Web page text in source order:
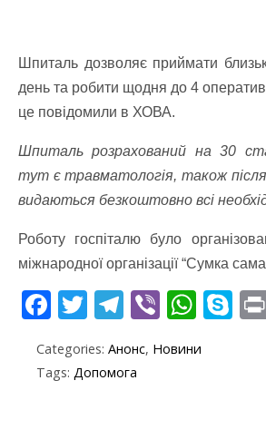
Шпиталь дозволяє приймати
день та робити щодня до 4
це повідомили в ХОВА.
Шпиталь розрахований на 30
тут є травматологія, також
видаються безкоштовно всі
Роботу госпіталю було
міжнародної організації “Сумка
F
e
b
T
itt
T
e
Vi
er
W
at
S
Categories: Анонс, Новини
Tags: Допомога